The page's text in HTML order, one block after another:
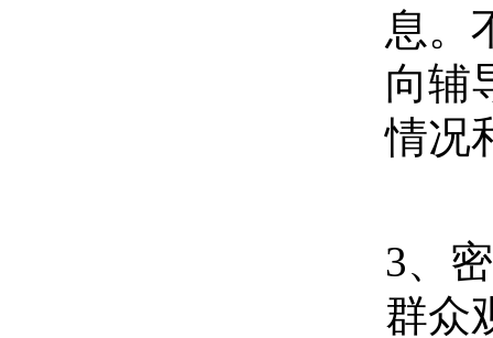
息。
向辅
情况
3、
群众